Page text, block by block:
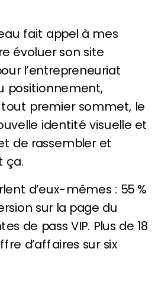
fait appel à mes
évoluer son site
l’entrepreneuriat
positionnement,
premier sommet, le
identité visuelle et
de rassembler et
ça.
d’eux-mêmes : 55 %
sur la page du
de pass VIP. Plus de 18
d’affaires sur six